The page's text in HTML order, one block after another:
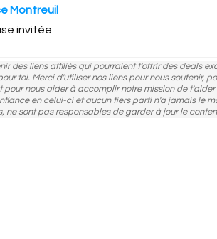
Montreuil
invitée
des liens affiliés qui pourraient t'offrir des deals
toi. Merci d'utiliser nos liens pour nous soutenir,
pour nous aider à accomplir notre mission de
en celui-ci et aucun tiers parti n'a jamais le
ne sont pas responsables de garder à jour le